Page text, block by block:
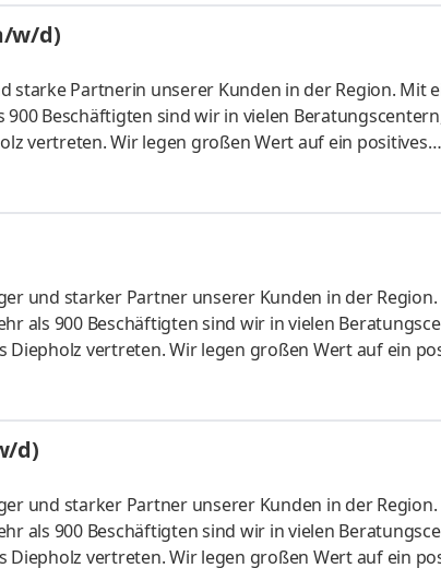
Arbeitsumfeld mit viel Freude und Engagement
w/d)
starke Partnerin unserer Kunden in der Region. Mit
Beschäftigten sind wir in vielen
vertreten. Wir legen großen Wert auf ein positives
unserer Mitarbeiterinnen und
Kunden bei der Erreichung ihrer finanziellen
Arbeitsumfeld mit viel Freude und Engagement
und starker Partner unserer Kunden in der
als 900 Beschäftigten sind wir in vielen
Diepholz vertreten. Wir legen großen Wert auf ein
unserer Mitarbeiterinnen und
Kunden bei der Erreichung ihrer finanziellen
Arbeitsumfeld mit viel Freude und Engagement
d)
und starker Partner unserer Kunden in der
als 900 Beschäftigten sind wir in vielen
Diepholz vertreten. Wir legen großen Wert auf ein